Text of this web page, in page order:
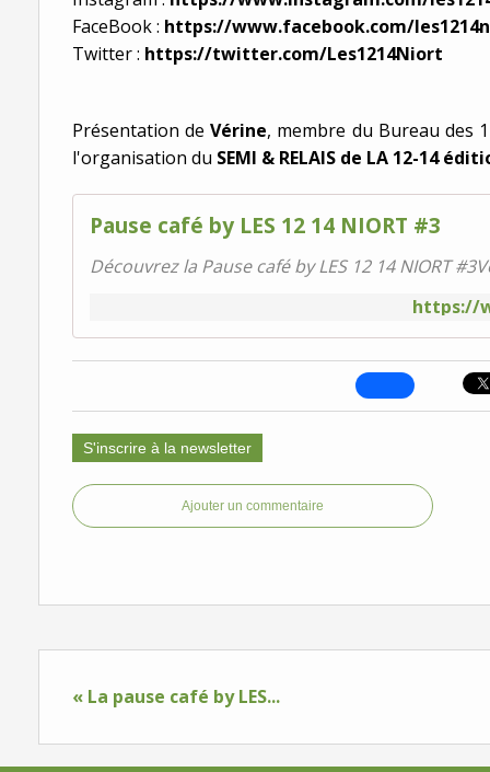
FaceBook : https://www.facebook.com/
Twitter : https://twitter.com/Les1214Niort
Présentation deVérine, membre du Bureau des
l'organisation du SEMI & RELAIS de LA 12-14
Pause café by LES 12 14 NIORT #3
Découvrez la Pause café by LES 12 14 NIORT
https://
S'inscrire à la newsletter
Ajouter un commentaire
« La pause café by LES...